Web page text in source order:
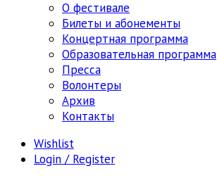
О фестивале
Билеты и абонементы
Концертная программа
Образовательная программа
Пресса
Волонтеры
Архив
Контакты
Wishlist
Login / Register